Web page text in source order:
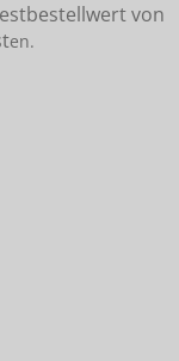
von
en.